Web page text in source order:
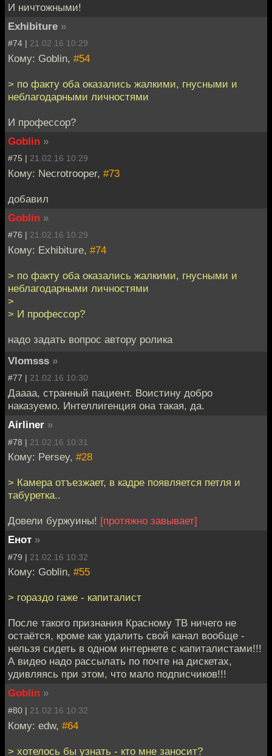
И ничтожными!
Exhibiture »
#74 | 21.02.16 10:29
Кому: Goblin, #54
> по факту оба оказались жалкими, гнусными и
неблагодарными личностями
И профессор?
Goblin »
#75 | 21.02.16 10:29
Кому: Necrotrooper, #73
добавил
Goblin »
#76 | 21.02.16 10:29
Кому: Exhibiture, #74
> по факту оба оказались жалкими, гнусными и
неблагодарными личностями
>
> И профессор?
надо задать вопрос автору ролика
Vlomsss »
#77 | 21.02.16 10:30
Даааа, странный пациент. Воистину добро
наказуемо. Интеллигенция она такая, да.
Airliner »
#78 | 21.02.16 10:31
Кому: Persey, #28
> Камера отъезжает, в кадре появляется петля и
табуретка..
Довели буржуины! [протяжно завывает]
Енот »
#79 | 21.02.16 10:32
Кому: Goblin, #55
> гораздо гаже - капиталист
После такого признания Красному ТВ ничего не
остаётся, кроме как удалить свой канал вообще -
нельзя сидеть в одном интернете с капиталистами!!!
А видео надо рассылать по почте на дискетах,
удивляясь при этом, что мало подписчиков!!!
Goblin »
#80 | 21.02.16 10:32
Кому: edw, #64
> хотелось бы узнать - кто мне заносит?